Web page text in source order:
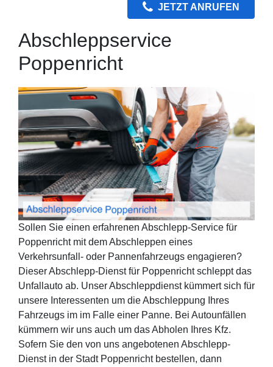
JETZT ANRUFEN
Abschleppservice
Poppenricht
Sollen Sie einen erfahrenen Abschlepp-Service für
Poppenricht mit dem Abschleppen eines
Verkehrsunfall- oder Pannenfahrzeugs engagieren?
Dieser Abschlepp-Dienst für Poppenricht schleppt das
Unfallauto ab. Unser Abschleppdienst kümmert sich für
unsere Interessenten um die Abschleppung Ihres
Fahrzeugs im im Falle einer Panne. Bei Autounfällen
kümmern wir uns auch um das Abholen Ihres Kfz.
Sofern Sie den von uns angebotenen Abschlepp-
Dienst in der Stadt Poppenricht bestellen, dann